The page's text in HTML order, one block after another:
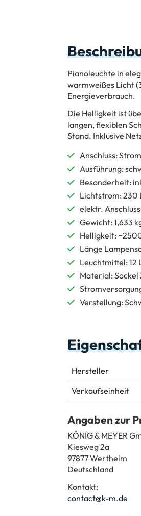
Pianoleuchte in
warmweißes Licht
Energieverbrauch.
Die Helligkeit ist
langen, flexiblen
Stand. Inklusive
Anschluss:
Ausführung:
Besonderheit:
Lichtstrom: 230
elektr.
Gewicht: 1,633
Helligkeit:
Länge
Leuchtmittel: 12
Material: Sockel
Verstellung:
Hersteller
Verkaufseinheit
Angaben zur
KÖNIG & MEYER
Kiesweg 2a
97877 Wertheim
Deutschland
Kontakt:
contact@k-m.de